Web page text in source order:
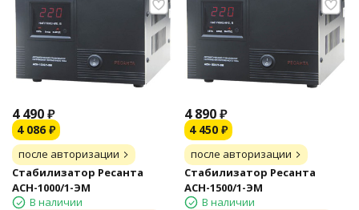
4 490₽
4 086 ₽
после авторизации
Стабилизатор Ресанта
АСН-1000/1-ЭМ
В наличии
4 890₽
4 450 ₽
после авторизации
Стабилизатор Ресанта
АСН-1500/1-ЭМ
В наличии